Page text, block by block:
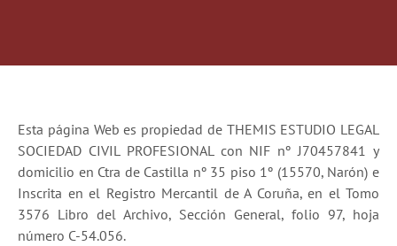
Esta página Web es propiedad de THEMIS ESTUDIO LEGAL
SOCIEDAD CIVIL PROFESIONAL con NIF nº J70457841 y
domicilio en Ctra de Castilla nº 35 piso 1º (15570, Narón) e
Inscrita en el Registro Mercantil de A Coruña, en el Tomo
3576 Libro del Archivo, Sección General, folio 97, hoja
número C-54.056.